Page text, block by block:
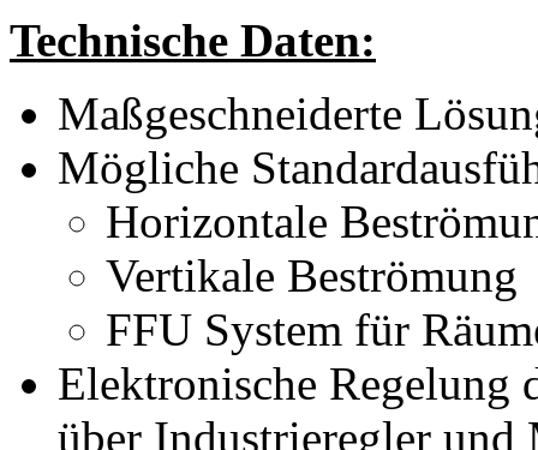
Technische Daten:
Maßgeschneiderte
Mögliche
Horizontale
Vertikale Beströmung
FFU System für
Elektronische Regelung
über Industrieregler und